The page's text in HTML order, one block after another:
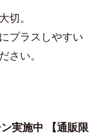
切。
プラスしやすい
さい。
実施中 【通販限